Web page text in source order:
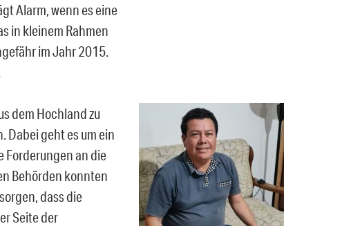
Alarm, wenn es eine
in kleinem Rahmen
im Jahr 2015.
dem Hochland zu
Dabei geht es um ein
Forderungen an die
Behörden konnten
dass die
Seite der